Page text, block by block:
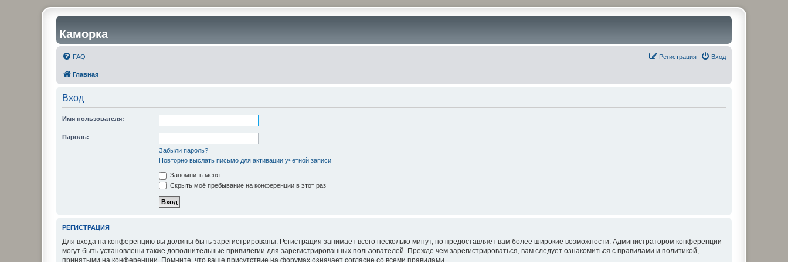
Каморка
FAQ Вход
Регистрация
Главная
Вход
Имя пользователя:
Пароль:
Забыли пароль?
Повторно выслать письмо для активации учётной записи
Запомнить меня
Скрыть моё пребывание на конференции в этот раз
РЕГИСТРАЦИЯ
Для входа на конференцию вы должны быть зарегистрированы. Регистрация занимает всего несколько минут, но предоставляет вам более широкие возможности. Администратором конференции
могут быть установлены также дополнительные привилегии для зарегистрированных пользователей. Прежде чем зарегистрироваться, вам следует ознакомиться с правилами и политикой,
принятыми на конференции. Помните, что ваше присутствие на форумах означает согласие со всеми правилами.